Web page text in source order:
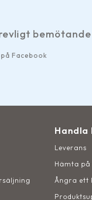
Tack.
Handla
Leverans
Hämta
Ångra ett